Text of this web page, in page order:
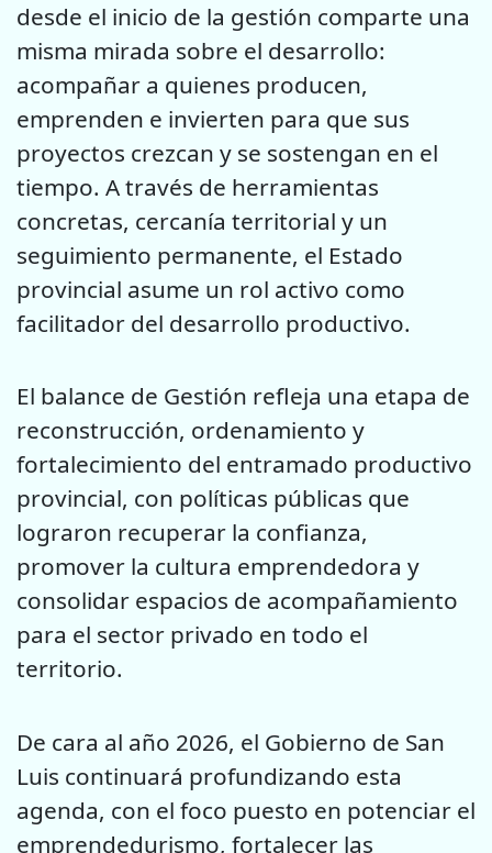
desde el inicio de la gestión comparte una
misma mirada sobre el desarrollo:
acompañar a quienes producen,
emprenden e invierten para que sus
proyectos crezcan y se sostengan en el
tiempo. A través de herramientas
concretas, cercanía territorial y un
seguimiento permanente, el Estado
provincial asume un rol activo como
facilitador del desarrollo productivo.
El balance de Gestión refleja una etapa de
reconstrucción, ordenamiento y
fortalecimiento del entramado productivo
provincial, con políticas públicas que
lograron recuperar la confianza,
promover la cultura emprendedora y
consolidar espacios de acompañamiento
para el sector privado en todo el
territorio.
De cara al año 2026, el Gobierno de San
Luis continuará profundizando esta
agenda, con el foco puesto en potenciar el
emprendedurismo, fortalecer las